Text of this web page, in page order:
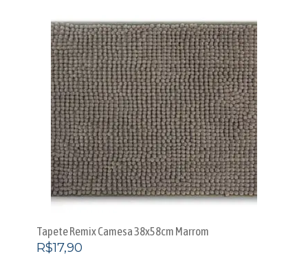
Tapete Remix Camesa 38x58cm Marrom
R$17,90